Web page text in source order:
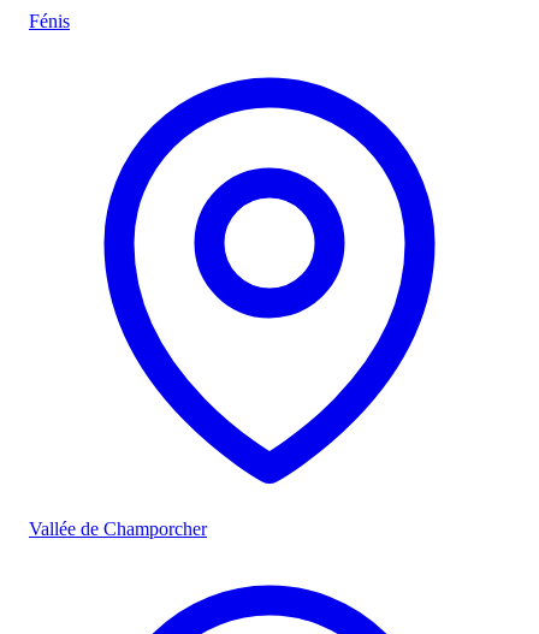
Fénis
Vallée de Champorcher